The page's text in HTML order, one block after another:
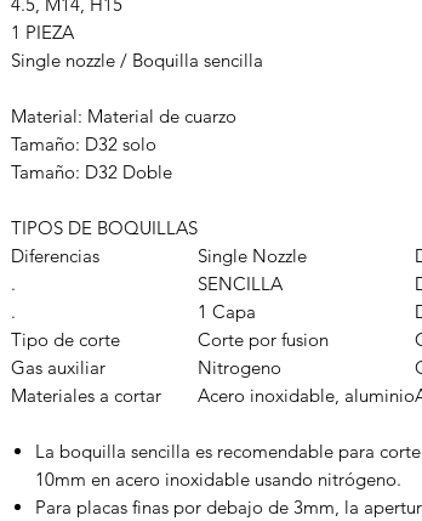
4.5, M14, H15
1 PIEZA
Single nozzle / Boquilla sencilla
Material: Material de cuarzo
Tamaño: D32 solo
Tamaño: D32 Doble
TIPOS DE BOQUILLAS
Diferencias
Single Nozzle
.
SENCILLA
.
1 Capa
Tipo de corte
Corte por fusion
Gas auxiliar
Nitrogeno
Materiales a cortar
Acero inoxidable, aluminio
La boquilla sencilla es recomendable para
10mm en acero inoxidable usando nitrógeno.
Para placas finas por debajo de 3mm, la